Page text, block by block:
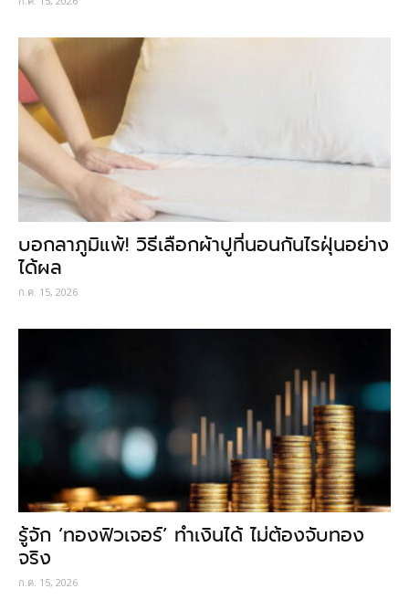
บอกลาภูมิแพ้! วิธีเลือกผ้าปูที่นอนกันไรฝุ่นอย่าง
ได้ผล
ก.ค. 15, 2026
รู้จัก ‘ทองฟิวเจอร์’ ทำเงินได้ ไม่ต้องจับทอง
จริง
ก.ค. 15, 2026